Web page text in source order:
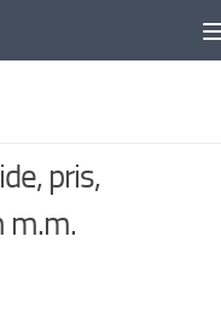
pris,
m.m.